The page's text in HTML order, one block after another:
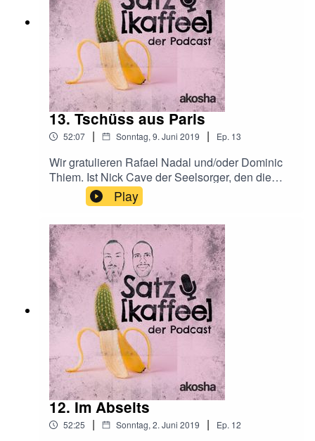
13. Tschüss aus Paris
52:07 | Sonntag, 9. Juni 2019 | Ep. 13
Wir gratulieren Rafael Nadal und/oder Dominic
Thiem. Ist Nick Cave der Seelsorger, den die
Welt braucht? Woran hapert es bei den
österreichischen Online-Händlern? Außerdem:
Ein Debütalbum ist meist das erste Album einer
Band.
Play
12. Im Abseits
52:25 | Sonntag, 2. Juni 2019 | Ep. 12